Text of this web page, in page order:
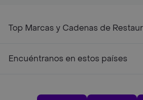
Top Marcas y Cadenas de
Encuéntranos en estos países